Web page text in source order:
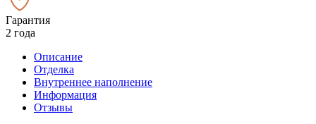
Гарантия
2 года
Описание
Отделка
Внутреннее наполнение
Информация
Отзывы